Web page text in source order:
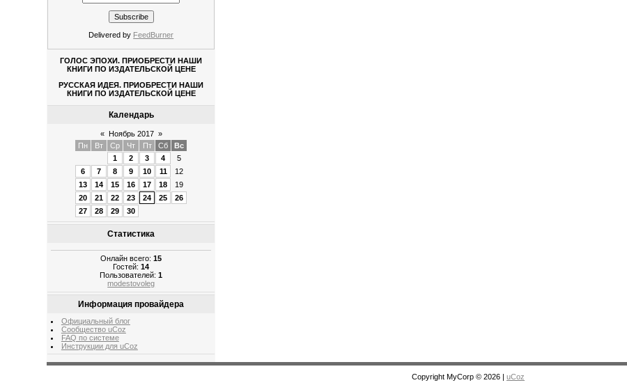
Delivered by FeedBurner
ГОЛОС ЭПОХИ. ПРИОБРЕСТИ НАШИ
КНИГИ ПО ИЗДАТЕЛЬСКОЙ ЦЕНЕ
РУССКАЯ ИДЕЯ. ПРИОБРЕСТИ НАШИ
КНИГИ ПО ИЗДАТЕЛЬСКОЙ ЦЕНЕ
Календарь
« Ноябрь 2017 »
Пн
Вт Ср Чт Пт Сб
Вс
1
2 3 4
5
6
7 8 9 10 11
12
13
14 15 16 17 18
19
20
21 22 23 24 25
26
27
28 29 30
Статистика
Онлайн всего:15
Гостей:14
Пользователей:1
modestovoleg
Информация провайдера
Официальный блог
Сообщество uCoz
FAQ по системе
Инструкции для uCoz
Copyright MyCorp © 2026 uCoz